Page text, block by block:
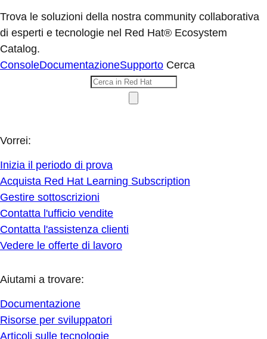
Trova le soluzioni della nostra community collaborativa
di esperti e tecnologie nel Red Hat® Ecosystem
Catalog.
ConsoleDocumentazioneSupporto Cerca
Vorrei:
Inizia il periodo di prova
Acquista Red Hat Learning Subscription
Gestire sottoscrizioni
Contatta l'ufficio vendite
Contatta l'assistenza clienti
Vedere le offerte di lavoro
Aiutami a trovare:
Documentazione
Risorse per sviluppatori
Articoli sulle tecnologie